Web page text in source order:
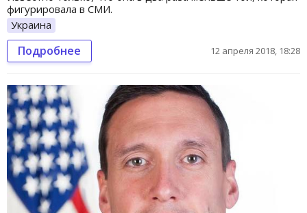
фигурировала в СМИ.
Украина
Подробнее 12 апреля 2018, 18:28